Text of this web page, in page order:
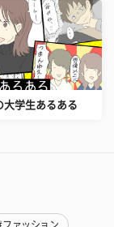
大学生あるある
ファッション